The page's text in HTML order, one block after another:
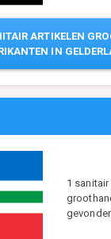
ARTIKELEN
IN
1